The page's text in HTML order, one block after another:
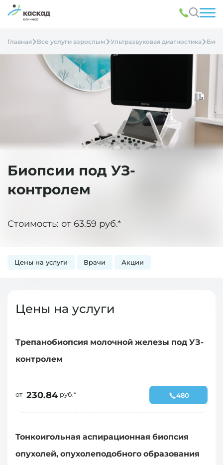
Главная Все услуги взрослым Ультразвуковая диагностика
Биопсии под УЗ-
контролем
Стоимость: от 63.59 руб.*
Цены на услуги Врачи Акции
Цены на услуги
Трепанобиопсия молочной железы под УЗ-
контролем
от 230.84 руб.* 480
Тонкоигольная аспирационная биопсия
опухолей, опухолеподобного образования